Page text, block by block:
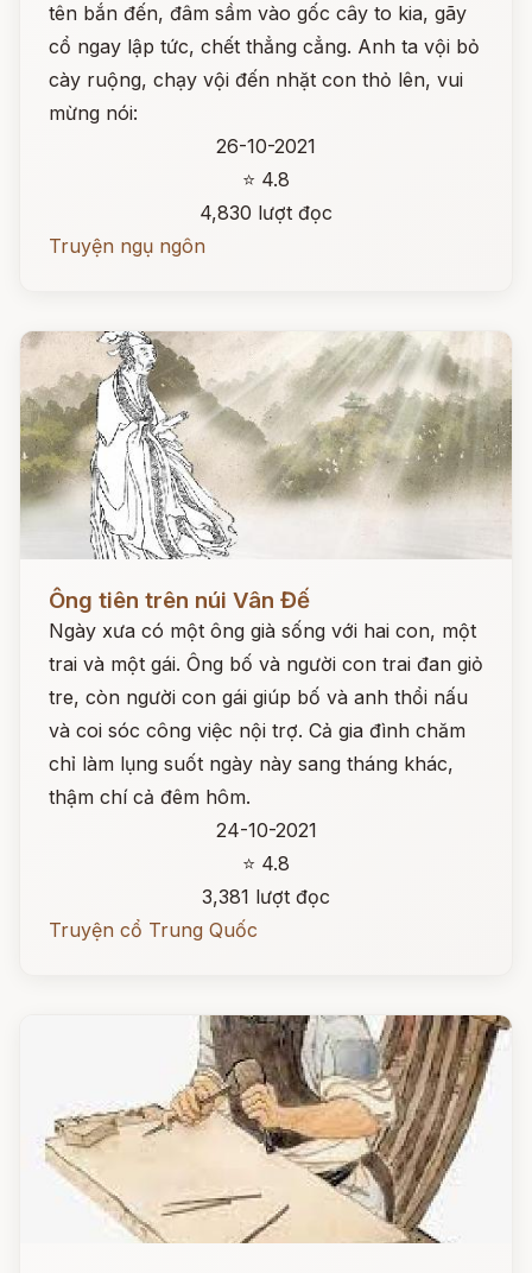
tên bắn đến, đâm sầm vào gốc cây to kia, gãy
cổ ngay lập tức, chết thẳng cẳng. Anh ta vội bỏ
cày ruộng, chạy vội đến nhặt con thỏ lên, vui
mừng nói:
26-10-2021
⭐ 4.8
4,830 lượt đọc
Truyện ngụ ngôn
Đọc ngay
Ông tiên trên núi Vân Đế
Ngày xưa có một ông già sống với hai con, một
trai và một gái. Ông bố và người con trai đan giỏ
tre, còn người con gái giúp bố và anh thổi nấu
và coi sóc công việc nội trợ. Cả gia đình chăm
chỉ làm lụng suốt ngày này sang tháng khác,
thậm chí cả đêm hôm.
24-10-2021
⭐ 4.8
3,381 lượt đọc
Truyện cổ Trung Quốc